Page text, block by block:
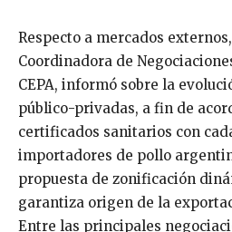
Respecto a mercados
Coordinadora de
CEPA, informó sobre la
público-privadas, a fin de
certificados sanitarios con
importadores de pollo
propuesta de zonificación
garantiza origen de la
Entre las principales